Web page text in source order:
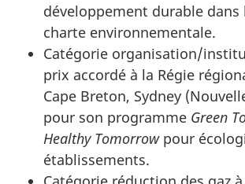
développement durable dans
charte environnementale.
Catégorie organisation/
prix accordé à la Régie
Cape Breton, Sydney
pour son programme Green
Healthy Tomorrowpour
établissements.